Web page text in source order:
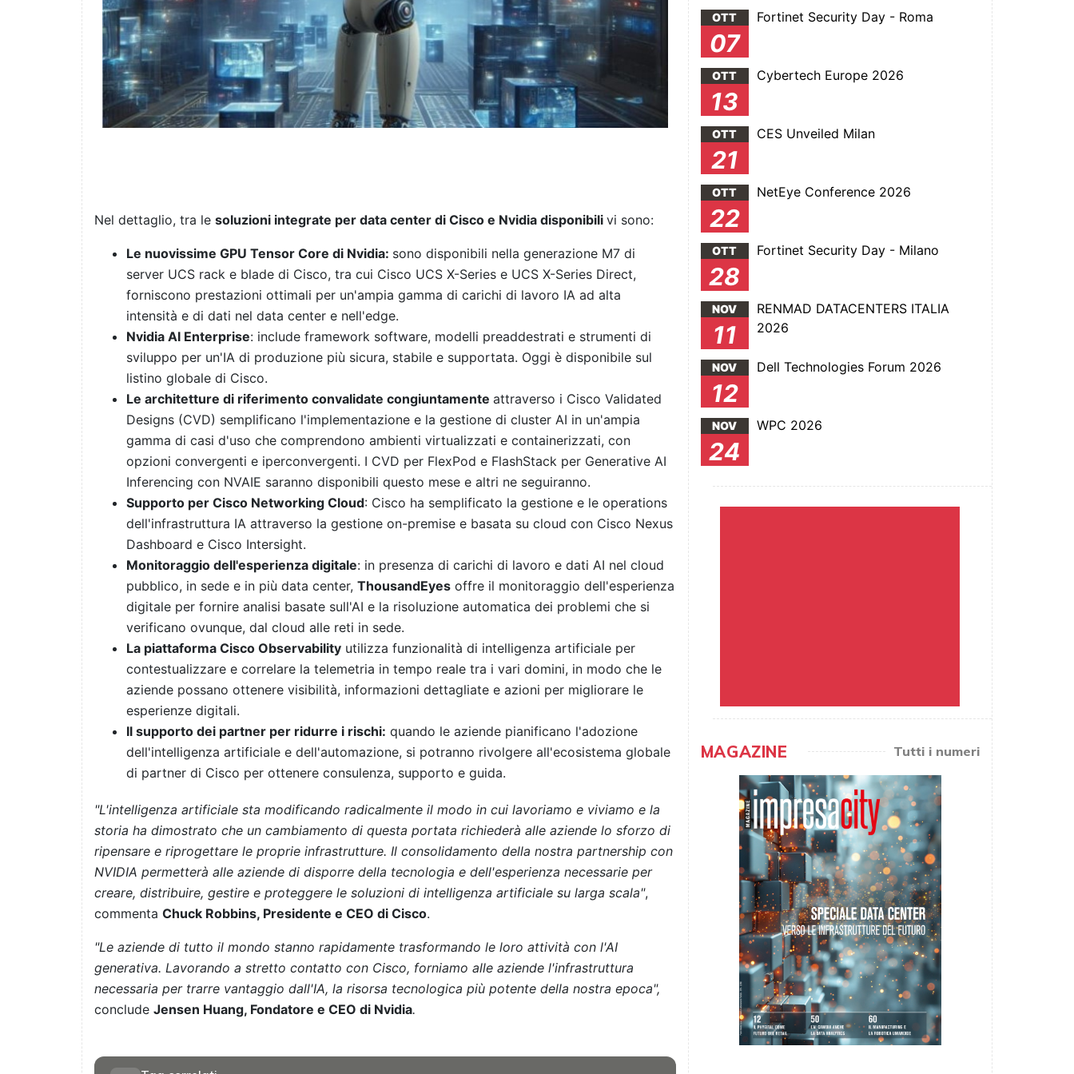
Nel dettaglio, tra le soluzioni integrate per data center di Cisco e Nvidia disponibili vi sono:
Le nuovissime GPU Tensor Core di Nvidia: sono disponibili nella generazione M7 di
server UCS rack e blade di Cisco, tra cui Cisco UCS X-Series e UCS X-Series Direct,
forniscono prestazioni ottimali per un'ampia gamma di carichi di lavoro IA ad alta
intensità e di dati nel data center e nell'edge.
Nvidia AI Enterprise: include framework software, modelli preaddestrati e strumenti di
sviluppo per un'IA di produzione più sicura, stabile e supportata. Oggi è disponibile sul
listino globale di Cisco.
Le architetture di riferimento convalidate congiuntamente attraverso i Cisco Validated
Designs (CVD) semplificano l'implementazione e la gestione di cluster AI in un'ampia
gamma di casi d'uso che comprendono ambienti virtualizzati e containerizzati, con
opzioni convergenti e iperconvergenti. I CVD per FlexPod e FlashStack per Generative AI
Inferencing con NVAIE saranno disponibili questo mese e altri ne seguiranno.
Supporto per Cisco Networking Cloud: Cisco ha semplificato la gestione e le operations
dell'infrastruttura IA attraverso la gestione on-premise e basata su cloud con Cisco Nexus
Dashboard e Cisco Intersight.
Monitoraggio dell'esperienza digitale: in presenza di carichi di lavoro e dati AI nel cloud
pubblico, in sede e in più data center, ThousandEyes offre il monitoraggio dell'esperienza
digitale per fornire analisi basate sull'AI e la risoluzione automatica dei problemi che si
verificano ovunque, dal cloud alle reti in sede.
La piattaforma Cisco Observability utilizza funzionalità di intelligenza artificiale per
contestualizzare e correlare la telemetria in tempo reale tra i vari domini, in modo che le
aziende possano ottenere visibilità, informazioni dettagliate e azioni per migliorare le
esperienze digitali.
Il supporto dei partner per ridurre i rischi: quando le aziende pianificano l'adozione
dell'intelligenza artificiale e dell'automazione, si potranno rivolgere all'ecosistema globale
di partner di Cisco per ottenere consulenza, supporto e guida.
"L'intelligenza artificiale sta modificando radicalmente il modo in cui lavoriamo e viviamo e la
storia ha dimostrato che un cambiamento di questa portata richiederà alle aziende lo sforzo di
ripensare e riprogettare le proprie infrastrutture. Il consolidamento della nostra partnership con
NVIDIA permetterà alle aziende di disporre della tecnologia e dell'esperienza necessarie per
creare, distribuire, gestire e proteggere le soluzioni di intelligenza artificiale su larga scala",
commenta Chuck Robbins, Presidente e CEO di Cisco.
"Le aziende di tutto il mondo stanno rapidamente trasformando le loro attività con l'AI
generativa. Lavorando a stretto contatto con Cisco, forniamo alle aziende l'infrastruttura
necessaria per trarre vantaggio dall'IA, la risorsa tecnologica più potente della nostra epoca",
conclude Jensen Huang, Fondatore e CEO di Nvidia.
OTT
07
Fortinet Security Day - Roma
OTT
13
Cybertech Europe 2026
OTT
21
CES Unveiled Milan
OTT
22
NetEye Conference 2026
OTT
28
Fortinet Security Day - Milano
NOV
11
RENMAD DATACENTERS ITALIA
2026
NOV
12
Dell Technologies Forum 2026
NOV
24
WPC 2026
MAGAZINE Tutti i numeri